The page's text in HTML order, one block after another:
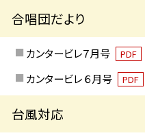
合唱団だより
カンタービレ７月号 PDF
カンタービレ ６月号
PDF
台風対応